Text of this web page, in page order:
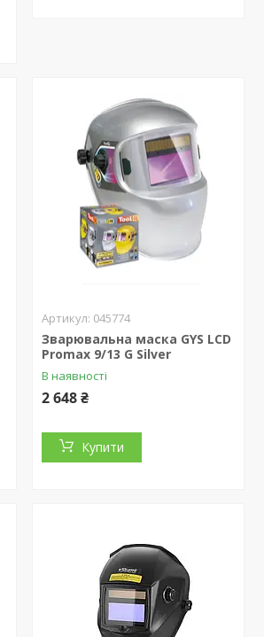
045774
Зварювальна маска GYS LCD
Promax 9/13 G Silver
В наявності
2 648 ₴
Купити